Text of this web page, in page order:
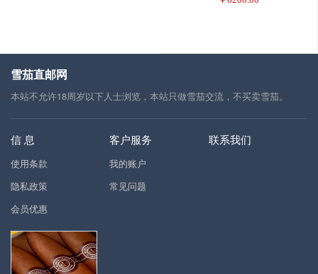
雪茄直邮网
本站不允许18周岁以下人士浏览，本站只做雪茄交流，不买卖雪茄。
信 息
使用条款
隐私政策
会员优惠
客户服务
我的账户
常见问题
联系我们